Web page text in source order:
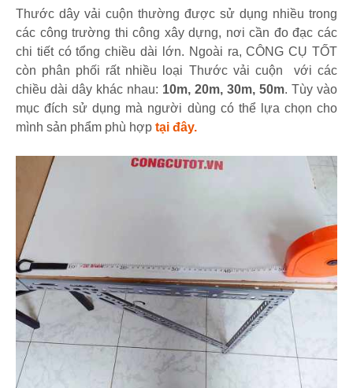
Thước dây vải cuộn thường được sử dụng nhiều trong
các công trường thi công xây dựng, nơi cần đo đạc các
chi tiết có tổng chiều dài lớn. Ngoài ra, CÔNG CỤ TỐT
còn phân phối rất nhiều loại Thước vải cuộn với các
chiều dài dây khác nhau: 10m, 20m, 30m, 50m. Tùy vào
mục đích sử dụng mà người dùng có thể lựa chọn cho
mình sản phẩm phù hợp tại đây.